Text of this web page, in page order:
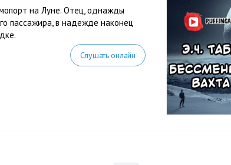
на Луне. Отец, однажды
пассажира, в надежде наконец
Слушать онлайн